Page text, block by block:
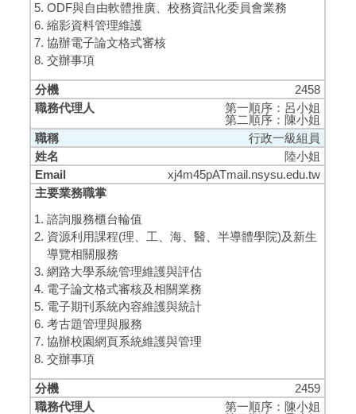
ODF與自由軟體推廣、校務資訊化委員會業務
縮影資料管理維護
協辦電子論文格式審核
交辦事項
2458
第一順序：呂小姐
第二順序：陳小姐
行政一級組員
陸小姐
xj4m45pATmail.nsysu.edu.tw
諮詢服務櫃台輪值
資源利用課程(理、工、海、醫、半導體學院)及新生
導覽相關服務
網路大學系統管理維護與評估
電子論文格式審核及相關業務
電子期刊系統內容維護與統計
考古題管理與服務
協辦校園網頁系統維護與管理
交辦事項
2459
第一順序：陳小姐